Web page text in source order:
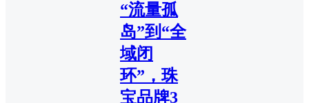
“流量孤
岛”到“全
域闭
环”，珠
宝品牌3